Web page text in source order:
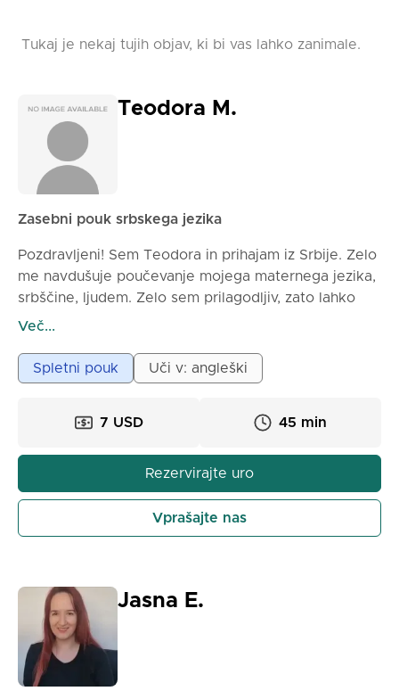
Tukaj je nekaj tujih objav, ki bi vas lahko zanimale.
Teodora M.
Zasebni pouk srbskega jezika
Pozdravljeni! Sem Teodora in prihajam iz Srbije. Zelo
me navdušuje poučevanje mojega maternega jezika,
srbščine, ljudem. Zelo sem prilagodljiv, zato lahko
rezervirate pouk pri meni, če želite srbščino naučiti
Zagotavljam, da boste srbščino naučili ali izboljšali
zelo hitro! Moj slog poučevanja je bolj sproščen in si
učenci ne bojijo narediti napak. Naučili se boste
branja in osnov srbske slovnice. Načrtujem, da bom
izboljšal vaš srbski besednjak in vas naučil običajev
in kulture, tako da boste resnično potopljeni v jezik.
Več...
Spletni pouk Uči v: angleški
7 USD 45 min
Rezervirajte uro
Vprašajte nas
Jasna E.